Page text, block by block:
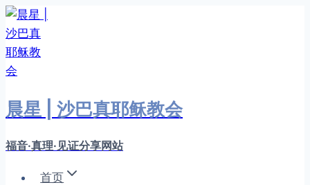
跳
转
到
内
晨星 | 沙巴真耶稣教会
福音·真理·见证分享网站
首页